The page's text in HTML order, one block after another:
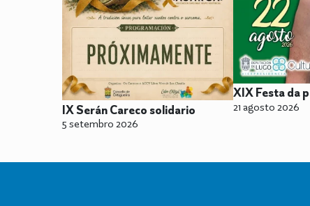
IX Serán Careco solidario
5 setembro 2026
XIX Festa da
21 agosto 2026